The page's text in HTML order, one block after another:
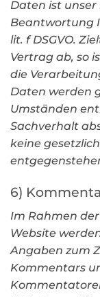
Daten ist
Beantwortung
lit. f DSGVO.
Vertrag ab, so
die
Daten werden
Umständen
Sachverhalt
keine
6)
Im Rahmen
Website
Angaben zum
Kommentars